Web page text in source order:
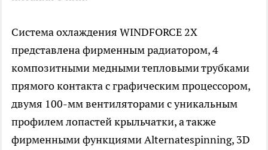
Система охлаждения WINDFORCE 2X
представлена фирменным радиатором, 4
композитными медными тепловыми трубками
прямого контакта с графическим процессором,
двумя 100-мм вентиляторами с уникальным
профилем лопастей крыльчатки, а также
фирменными функциями Alternatespinning, 3D